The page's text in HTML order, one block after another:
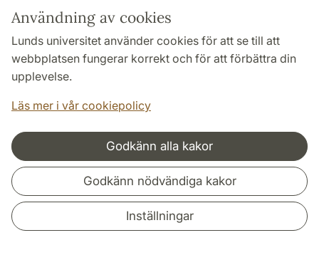
Användning av cookies
Lunds universitet använder cookies för att se till att
webbplatsen fungerar korrekt och för att förbättra din
upplevelse.
Läs mer i vår cookiepolicy
Godkänn alla kakor
Godkänn nödvändiga kakor
Inställningar
Genvägar
Om webbplatsen och cookies
Behandling av personuppgifter
Tillgänglighetsredogörelse
Samarbeten och nätverk